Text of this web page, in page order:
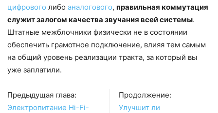
цифрового либо аналогового, правильная коммутация
служит залогом качества звучания всей системы.
Штатные межблочники физически не в состоянии
обеспечить грамотное подключение, влияя тем самым
на общий уровень реализации тракта, за который вы
уже заплатили.
Предыдущая глава:
Электропитание Hi-Fi-
Продолжение:
Улучшит ли